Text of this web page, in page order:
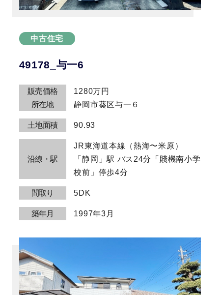
中古住宅
49178_与一6
販売価格
1280万円
所在地
静岡市葵区与一６
土地面積 90.93
沿線・駅
JR東海道本線（熱海〜米原）
「静岡」駅 バス24分「賤機南小学
校前」停歩4分
間取り 5DK
築年月 1997年3月